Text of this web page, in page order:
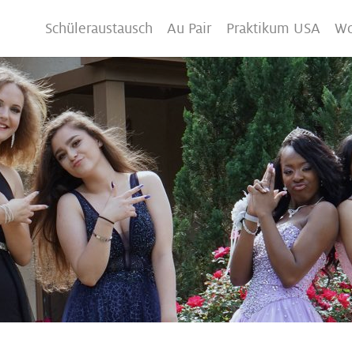
Schüleraustausch Au Pair Praktikum USA